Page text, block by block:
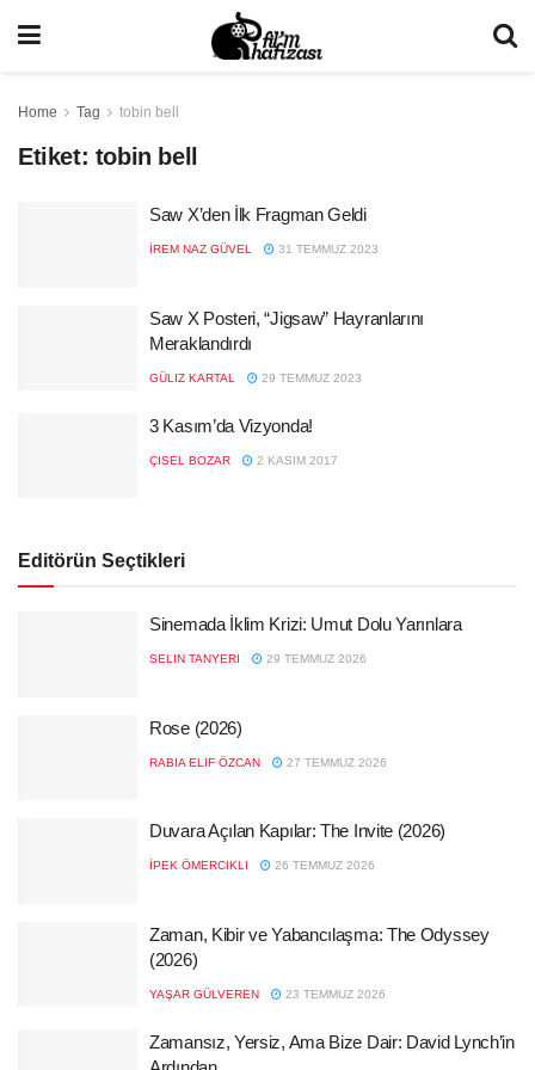
Home Tag tobin bell
Etiket: tobin bell
Saw X’den İlk Fragman Geldi
İREM NAZ GÜVEL 31 TEMMUZ 2023
Saw X Posteri, “Jigsaw” Hayranlarını
Meraklandırdı
GÜLIZ KARTAL 29 TEMMUZ 2023
3 Kasım’da Vizyonda!
ÇISEL BOZAR 2 KASIM 2017
Editörün Seçtikleri
Sinemada İklim Krizi: Umut Dolu Yarınlara
SELIN TANYERI 29 TEMMUZ 2026
Rose (2026)
RABIA ELIF ÖZCAN 27 TEMMUZ 2026
Duvara Açılan Kapılar: The Invite (2026)
İPEK ÖMERCIKLI 26 TEMMUZ 2026
Zaman, Kibir ve Yabancılaşma: The Odyssey
(2026)
YAŞAR GÜLVEREN 23 TEMMUZ 2026
Zamansız, Yersiz, Ama Bize Dair: David Lynch’in